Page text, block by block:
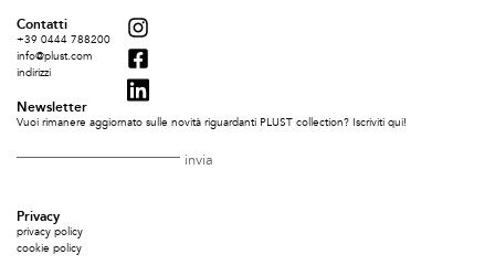
Contatti
+39 0444 788200
info@plust.com
indirizzi
Newsletter
Vuoi rimanere aggiornato sulle novità riguardanti PLUST collection? Iscriviti qui!
Privacy
privacy policy
cookie policy